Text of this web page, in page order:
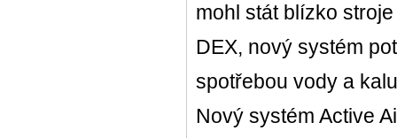
mohl stát blízko
DEX, nový systém
spotřebou vody a kalu
Nový systém Active